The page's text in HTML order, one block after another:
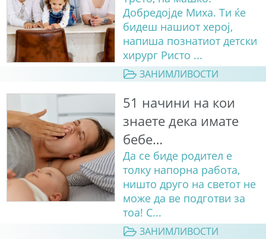
Добредојде Миха. Ти ќе
бидеш нашиот херој,
напиша познатиот детски
хирург Ристо ...
ЗАНИМЛИВОСТИ
51 начини на кои
знаете дека имате
бебе…
Да се биде родител е
толку напорна работа,
ништо друго на светот не
може да ве подготви за
тоа! С...
ЗАНИМЛИВОСТИ